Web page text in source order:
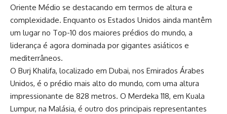
Oriente Médio se destacando em termos de altura e
complexidade. Enquanto os Estados Unidos ainda mantêm
um lugar no Top-10 dos maiores prédios do mundo, a
liderança é agora dominada por gigantes asiáticos e
mediterrâneos.
O Burj Khalifa, localizado em Dubai, nos Emirados Árabes
Unidos, é o prédio mais alto do mundo, com uma altura
impressionante de 828 metros. O Merdeka 118, em Kuala
Lumpur, na Malásia, é outro dos principais representantes